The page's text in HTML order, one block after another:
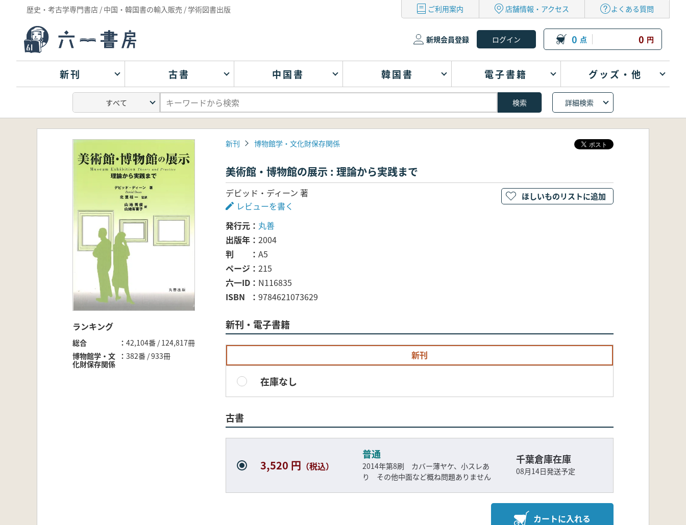
歴史・考古学専門書店 / 中国・韓国書の輸入販売 / 学術図書出版 ご利用案内 店舗情報・アクセス よくある質問
新規会員登録 0 点 0 円
新刊 古書 中国書 韓国書 電子書籍 グッズ・他
詳細検索
ランキング
総合
42,104番 / 124,817冊
博物館学・文
化財保存関係
382番 / 933冊
新刊 博物館学・文化財保存関係
美術館・博物館の展示 : 理論から実践まで
デビッド・ディーン 著
レビューを書く
発行元
丸善
出版年
2004
判
A5
ページ
215
六一ID
N116835
ISBN
9784621073629
新刊・電子書籍
新刊
在庫なし
古書
3,520 円 （税込）
普通
2014年第8刷 カバー薄ヤケ、小スレあ
り その他中面など概ね問題ありません
千葉倉庫在庫
08月14日発送予定
カートに入れる
ほしいものリストに追加